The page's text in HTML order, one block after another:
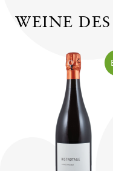
WEINE